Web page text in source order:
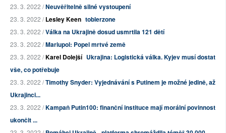
23. 3. 2022 /Neuvěřitelně silné vystoupení
23. 3. 2022 /Lesley Keen toblerzone
23. 3. 2022 /Válka na Ukrajině dosud usmrtila 121 dětí
23. 3. 2022 /Mariupol: Popel mrtvé země
23. 3. 2022 /Karel Dolejší Ukrajina: Logistická válka. Kyjev musí dostat
vše, co potřebuje
23. 3. 2022 /Timothy Snyder: Vyjednávání s Putinem je možné jedině, až
Ukrajinci...
23. 3. 2022 /Kampaň Putin100: finanční instituce mají morální povinnost
ukončit ...